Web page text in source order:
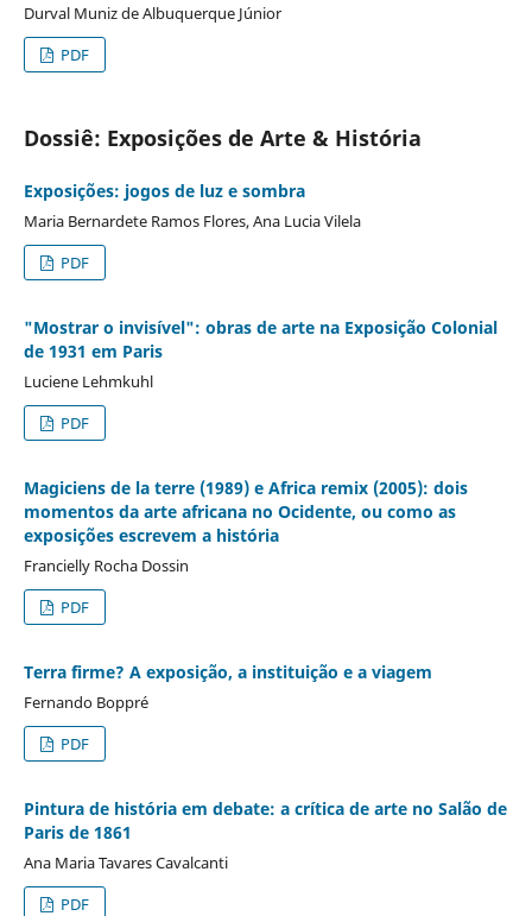
Durval Muniz de Albuquerque Júnior
PDF
Dossiê: Exposições de Arte & História
Exposições: jogos de luz e sombra
Maria Bernardete Ramos Flores, Ana Lucia Vilela
PDF
"Mostrar o invisível": obras de arte na Exposição Colonial
de 1931 em Paris
Luciene Lehmkuhl
PDF
Magiciens de la terre (1989) e Africa remix (2005): dois
momentos da arte africana no Ocidente, ou como as
exposições escrevem a história
Francielly Rocha Dossin
PDF
Terra firme? A exposição, a instituição e a viagem
Fernando Boppré
PDF
Pintura de história em debate: a crítica de arte no Salão de
Paris de 1861
Ana Maria Tavares Cavalcanti
PDF